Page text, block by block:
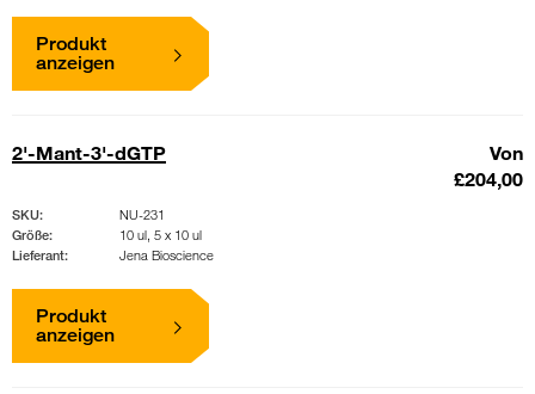
Produkt
anzeigen
2'-Mant-3'-dGTP
Von
£204,00
SKU:
NU-231
Größe:
10 ul, 5 x 10 ul
Lieferant:
Jena Bioscience
Produkt
anzeigen